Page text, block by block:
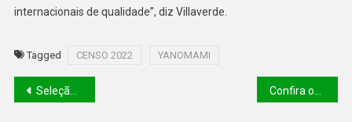
internacionais de qualidade”, diz Villaverde.
Tagged CENSO 2022 YANOMAMI
Seleção de Uruçuí brilha na Super Copa da APPM e vence em partida emocionante Confira os resultados da 12ª rodada do Brasileirão